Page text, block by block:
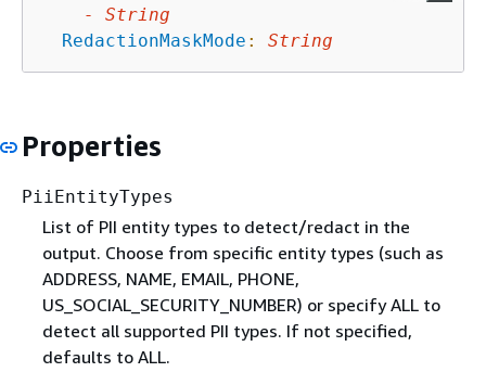
-
String
RedactionMaskMode : String
Properties
PiiEntityTypes
List of PII entity types to detect/redact in the
output. Choose from specific entity types (such as
ADDRESS, NAME, EMAIL, PHONE,
US_SOCIAL_SECURITY_NUMBER) or specify ALL to
detect all supported PII types. If not specified,
defaults to ALL.